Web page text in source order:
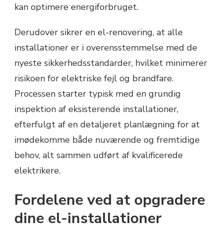
kan optimere energiforbruget.
Derudover sikrer en el-renovering, at alle
installationer er i overensstemmelse med de
nyeste sikkerhedsstandarder, hvilket minimerer
risikoen for elektriske fejl og brandfare.
Processen starter typisk med en grundig
inspektion af eksisterende installationer,
efterfulgt af en detaljeret planlægning for at
imødekomme både nuværende og fremtidige
behov, alt sammen udført af kvalificerede
elektrikere.
Fordelene ved at opgradere
dine el-installationer